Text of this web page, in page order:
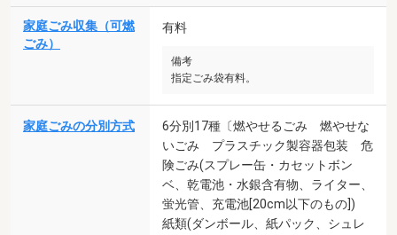
家庭ごみ収集（可燃
ごみ）
有料
備考
指定ごみ袋有料。
家庭ごみの分別方式
6分別17種〔燃やせるごみ 燃やせな
いごみ プラスチック製容器包装 危
険ごみ(スプレー缶・カセットボン
ベ、乾電池・水銀含有物、ライター、
蛍光管、充電池[20cm以下のもの])
紙類(ダンボール、紙パック、シュレ